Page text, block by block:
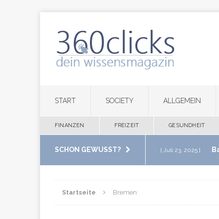
START SOCIETY ALLGEMEIN
FINANZEN FREIZEIT GESUNDHEIT
SCHON GEWUSST? [ Juli 23, 2025 ]
im eigenen
Startseite Bremen